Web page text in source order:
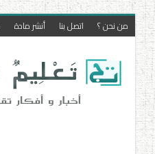
من نحن ؟ اتصل بنا أنشر مادة